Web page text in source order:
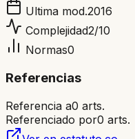
Ultima mod.2016
Complejidad2/10
Normas0
Referencias
Referencia a0 arts.
Referenciado por0 arts.